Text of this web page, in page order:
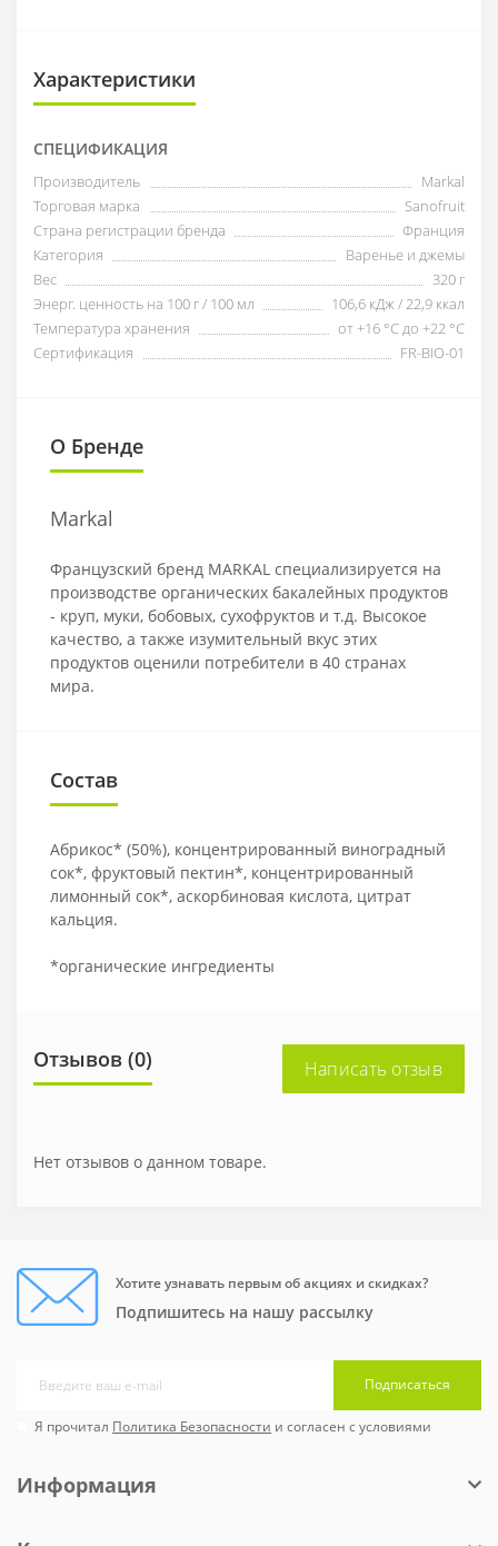
Характеристики
СПЕЦИФИКАЦИЯ
Производитель
Markal
Торговая марка
Sanofruit
Страна регистрации бренда
Франция
Категория
Варенье и джемы
Вес
320 г
Энерг. ценность на 100 г / 100 мл
106,6 кДж / 22,9 ккал
Температура хранения
от +16 °C до +22 °C
Сертификация
FR-BIO-01
О Бренде
Markal
Французский бренд MARKAL специализируется на
производстве органических бакалейных продуктов
- круп, муки, бобовых, сухофруктов и т.д. Высокое
качество, а также изумительный вкус этих
продуктов оценили потребители в 40 странах
мира.
Состав
Абрикос* (50%), концентрированный виноградный
сок*, фруктовый пектин*, концентрированный
лимонный сок*, аскорбиновая кислота, цитрат
кальция.
*органические ингредиенты
Отзывов (0) Написать отзыв
Нет отзывов о данном товаре.
Хотите узнавать первым об акциях и скидках?
Подпишитесь на нашу рассылку
Подписаться
Я прочитал Политика Безопасности и согласен с условиями
Информация